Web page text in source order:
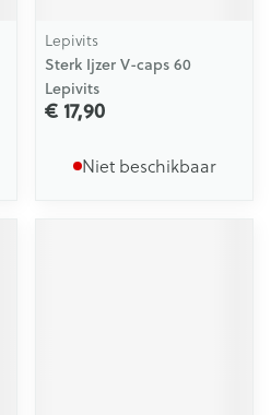
Lepivits
Sterk Ijzer V-caps 60
Lepivits
€ 17,90
Niet beschikbaar